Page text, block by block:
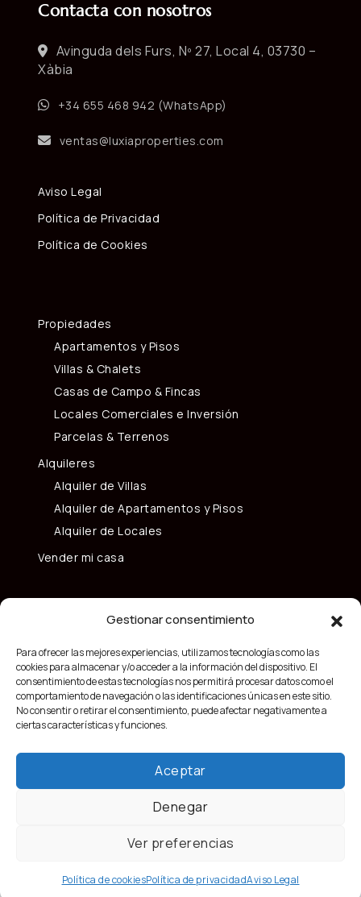
Gestionar consentimiento
Para ofrecer las mejores experiencias, utilizamos tecnologías como las
cookies para almacenar y/o acceder a la información del dispositivo. El
consentimiento de estas tecnologías nos permitirá procesar datos como el
comportamiento de navegación o las identificaciones únicas en este sitio.
No consentir o retirar el consentimiento, puede afectar negativamente a
ciertas características y funciones.
Aceptar
Denegar
Ver preferencias
Política de cookiesPolítica de privacidadAviso Legal
Contacta con nosotros
Avinguda dels Furs, Nº 27, Local 4, 03730 –
Xàbia
+34 655 468 942 (WhatsApp)
ventas@luxiaproperties.com
Aviso Legal
Política de Privacidad
Política de Cookies
Propiedades
Apartamentos y Pisos
Villas & Chalets
Casas de Campo & Fincas
Locales Comerciales e Inversión
Parcelas & Terrenos
Alquileres
Alquiler de Villas
Alquiler de Apartamentos y Pisos
Alquiler de Locales
Vender mi casa
Nizar Lakhlifi